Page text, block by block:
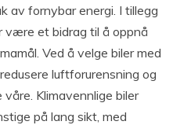
av fornybar energi. I tillegg
være et bidrag til å oppnå
Ved å velge biler med
luftforurensning og
Klimavennlige biler
på lang sikt, med